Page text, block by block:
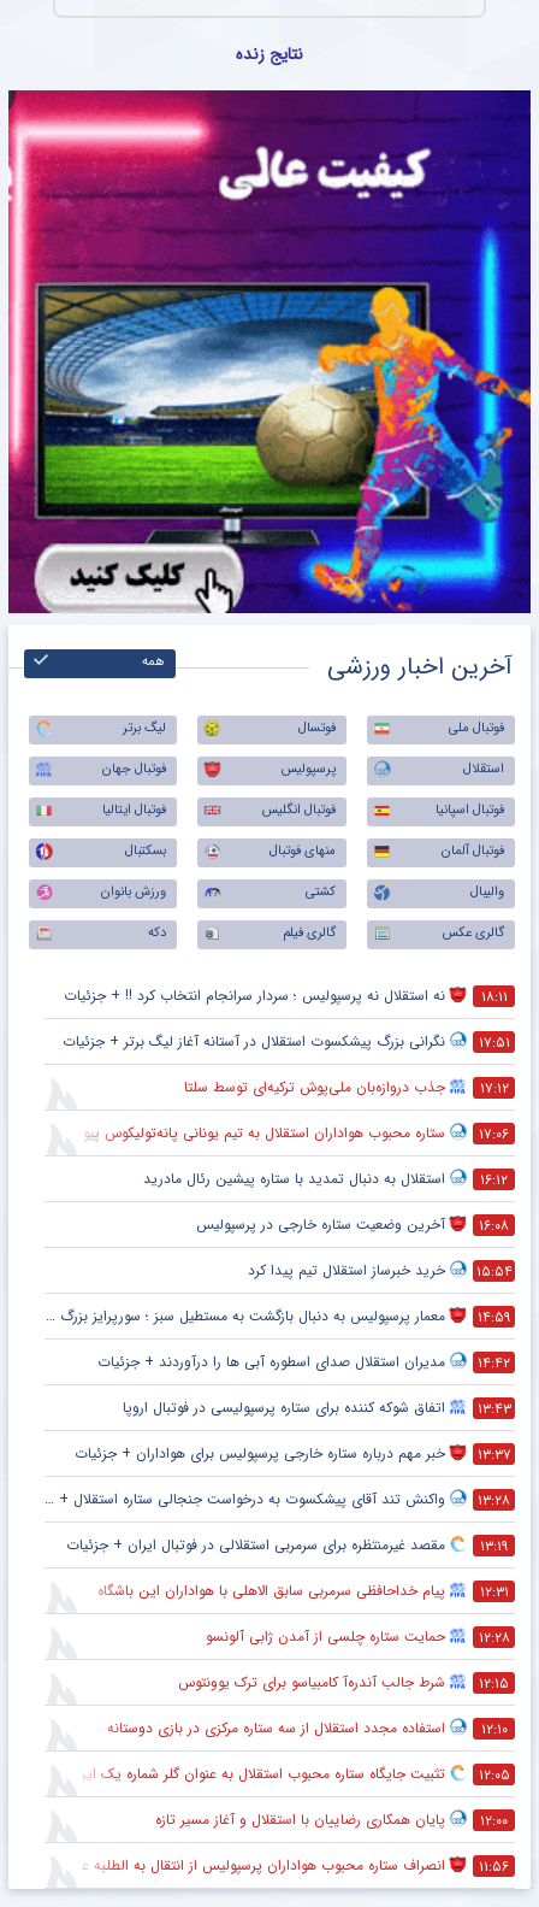
نتایج زنده
آخرین اخبار ورزشی همه
فوتبال ملی فوتسال
لیگ برتر
استقلال
پرسپولیس
فوتبال جهان
فوتبال اسپانیا
فوتبال انگلیس
فوتبال ایتالیا
فوتبال آلمان
منهای فوتبال
بسکتبال
والیبال
کشتی
ورزش بانوان
گالری عکس
گالری فیلم دکه
۱۸:۱۱ نه استقلال نه پرسپولیس ؛ سردار سرانجام انتخاب کرد !! + جزئیات
۱۷:۵۱ نگرانی بزرگ پیشکسوت استقلال در آستانه آغاز لیگ برتر + جزئیات
۱۷:۱۲ جذب دروازه‌بان ملی‌پوش ترکیه‌ای توسط سلتا
۱۷:۰۶ ستاره محبوب هواداران استقلال به تیم یونانی پانه‌تولیکوس پیوست
۱۶:۱۲ استقلال به دنبال تمدید با ستاره پیشین رئال مادرید
۱۶:۰۸ آخرین وضعیت ستاره خارجی در پرسپولیس
۱۵:۵۴ خرید خبرساز استقلال تیم پیدا کرد
۱۴:۵۹ معمار پرسپولیس به دنبال بازگشت به مستطیل سبز ؛ سورپرایز بزرگ در راه است ؟ + جزئیات
۱۴:۴۲ مدیران استقلال صدای اسطوره آبی ها را درآوردند + جزئیات
۱۳:۴۳ اتفاق شوکه کننده برای ستاره پرسپولیسی در فوتبال اروپا
۱۳:۳۷ خبر مهم درباره ستاره خارجی پرسپولیس برای هواداران + جزئیات
۱۳:۲۸ واکنش تند آقای پیشکسوت به درخواست جنجالی ستاره استقلال + جزئیات
۱۳:۱۹ مقصد غیرمنتظره برای سرمربی استقلالی در فوتبال ایران + جزئیات
۱۲:۳۱ پیام خداحافظی سرمربی سابق الاهلی با هواداران این باشگاه
۱۲:۲۸ حمایت ستاره چلسی از آمدن ژابی آلونسو
۱۲:۱۵ شرط جالب آندره‌آ کامبیاسو برای ترک یوونتوس
۱۲:۱۰ استفاده مجدد استقلال از سه ستاره مرکزی در بازی دوستانه
۱۲:۰۵ تثبیت جایگاه ستاره محبوب استقلال به عنوان گلر شماره یک این تیم برای شروع لیگ
۱۲:۰۰ پایان همکاری رضاییان با استقلال و آغاز مسیر تازه
۱۱:۵۶ انصراف ستاره محبوب هواداران پرسپولیس از انتقال به الطلبه عراق